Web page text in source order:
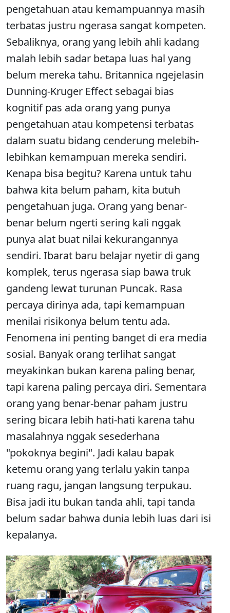
pengetahuan atau kemampuannya masih
terbatas justru ngerasa sangat kompeten.
Sebaliknya, orang yang lebih ahli kadang
malah lebih sadar betapa luas hal yang
belum mereka tahu. Britannica ngejelasin
Dunning-Kruger Effect sebagai bias
kognitif pas ada orang yang punya
pengetahuan atau kompetensi terbatas
dalam suatu bidang cenderung melebih-
lebihkan kemampuan mereka sendiri.
Kenapa bisa begitu? Karena untuk tahu
bahwa kita belum paham, kita butuh
pengetahuan juga. Orang yang benar-
benar belum ngerti sering kali nggak
punya alat buat nilai kekurangannya
sendiri. Ibarat baru belajar nyetir di gang
komplek, terus ngerasa siap bawa truk
gandeng lewat turunan Puncak. Rasa
percaya dirinya ada, tapi kemampuan
menilai risikonya belum tentu ada.
Fenomena ini penting banget di era media
sosial. Banyak orang terlihat sangat
meyakinkan bukan karena paling benar,
tapi karena paling percaya diri. Sementara
orang yang benar-benar paham justru
sering bicara lebih hati-hati karena tahu
masalahnya nggak sesederhana
"pokoknya begini". Jadi kalau bapak
ketemu orang yang terlalu yakin tanpa
ruang ragu, jangan langsung terpukau.
Bisa jadi itu bukan tanda ahli, tapi tanda
belum sadar bahwa dunia lebih luas dari isi
kepalanya.